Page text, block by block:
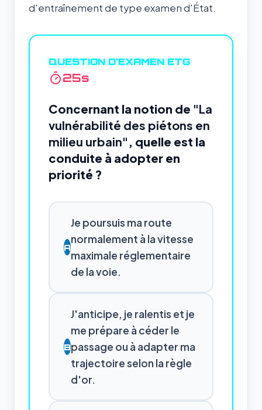
d'entraînement de type examen d'État.
QUESTION D'EXAMEN ETG
24s
Concernant la notion de "La
vulnérabilité des piétons en
milieu urbain" , quelle est la
conduite à adopter en
priorité ?
A
Je poursuis ma route
normalement à la vitesse
maximale réglementaire
de la voie.
B
J'anticipe, je ralentis et je
me prépare à céder le
passage ou à adapter ma
trajectoire selon la règle
d'or.